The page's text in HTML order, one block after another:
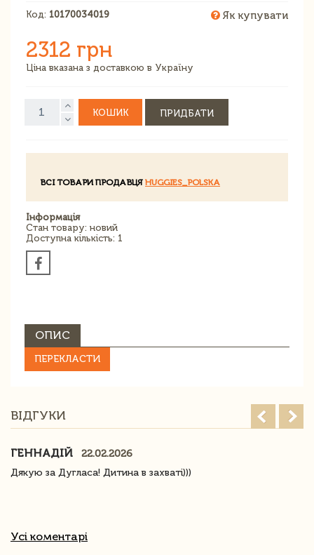
Код: 10170034019 Як купувати
2312 грн
Ціна вказана з доставкою в Україну
КОШИК ПРИДБАТИ
ВСІ ТОВАРИ ПРОДАВЦЯ HUGGIES_POLSKA
Інформація
Стан товару: новий
Доступна кількість: 1
ОПИС
ПЕРЕКЛАСТИ
ВІДГУКИ
ГЕННАДІЙ
22.02.2026
Дякую за Дугласа! Дитина в захваті)))
Усі коментарі